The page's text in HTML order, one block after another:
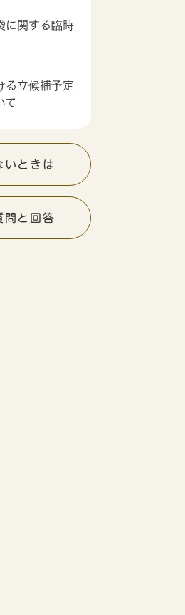
に関する臨時
る立候補予定
て
いときは
問と回答